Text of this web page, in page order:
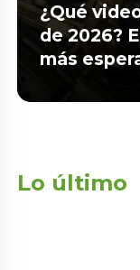
¿Qué
de 2026?
más
Lo último